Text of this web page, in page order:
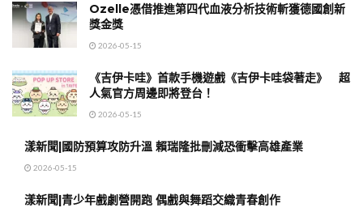
Ozelle憑借推進第四代血液分析技術斬獲德國創新
獎金獎
2026-05-15
《吉伊卡哇》首款手機遊戲《吉伊卡哇袋著走》 超
人氣官方周邊即將登台！
2026-05-15
漾新聞|國防預算攻防升溫 賴瑞隆批刪減恐衝擊高雄產業
2026-05-15
漾新聞|青少年戲劇營開跑 偶戲與舞蹈交織青春創作